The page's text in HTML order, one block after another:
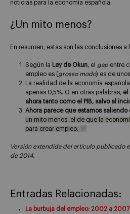
noticias para la economía española.
¿Un mito menos?
En resumen, estas son las conclusiones a
Según la Ley de Okun, el gap entre
empleo es (grosso modo) es de
La realidad de la economía
apenas 0,5%. O en otras palabras, el
ahora tanto como el PIB, salvo al
Ahora parece que estamos saliendo
un mito menos: el de que la
para crear empleo.
Versión extendida del artículo publicado
de 2014.
Entradas Relacionadas:
La burbuja del empleo: 2002 a 2007